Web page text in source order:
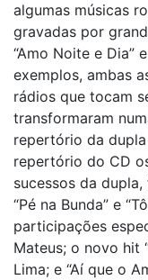
algumas músicas
gravadas por
“Amo Noite e Dia”
exemplos, ambas
rádios que tocam
transformaram
repertório da
repertório do CD
sucessos da dupla,
“Pé na Bunda” e
participações
Mateus; o novo hit
Lima; e “Aí que o